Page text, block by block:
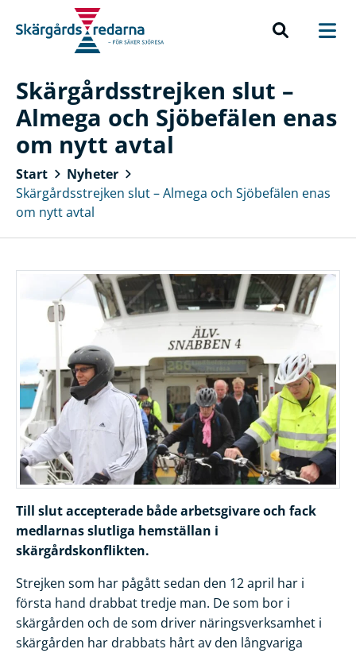
Skärgårdsstrejken slut –
Almega och Sjöbefälen enas
om nytt avtal
Start
Nyheter
Skärgårdsstrejken slut – Almega och Sjöbefälen enas
om nytt avtal
Till slut accepterade både arbetsgivare och fack
medlarnas slutliga hemställan i
skärgårdskonflikten.
Strejken som har pågått sedan den 12 april har i
första hand drabbat tredje man. De som bor i
skärgården och de som driver näringsverksamhet i
skärgården har drabbats hårt av den långvariga